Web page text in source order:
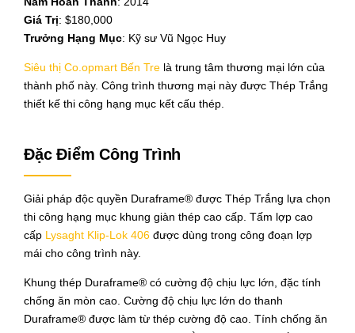
Giá Trị: $180,000
Trưởng Hạng Mục: Kỹ sư Vũ Ngọc Huy
Siêu thị Co.opmart Bến Tre là trung tâm thương mại lớn của
thành phố này. Công trình thương mại này được Thép Trắng
thiết kế thi công hạng mục kết cấu thép.
Đặc Điểm Công Trình
Giải pháp độc quyền Duraframe® được Thép Trắng lựa chọn
thi công hạng mục khung giàn thép cao cấp. Tấm lợp cao
cấp Lysaght Klip-Lok 406 được dùng trong công đoạn lợp
mái cho công trình này.
Khung thép Duraframe® có cường độ chịu lực lớn, đặc tính
chống ăn mòn cao. Cường độ chịu lực lớn do thanh
Duraframe® được làm từ thép cường độ cao. Tính chống ăn